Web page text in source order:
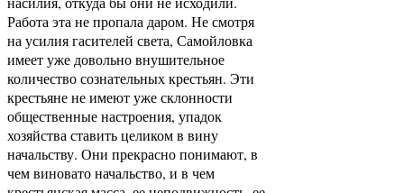
Работа эта не пропала даром. Не смотря
на усилия гасителей света, Самойловка
имеет уже довольно внушительное
количество сознательных крестьян. Эти
крестьяне не имеют уже склонности
общественные настроения, упадок
хозяйства ставить целиком в вину
начальству. Они прекрасно понимают, в
чем виновато начальство, и в чем